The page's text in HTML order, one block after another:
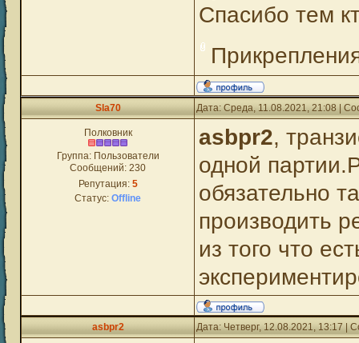
Спасибо тем
Sla70 Дата: Среда, 11.08.2021, 21:08 |
Полковник
Группа: Пользователи
Сообщений: 230
Репутация: 5
Статус: Offline
asbpr2,
одной
обязательно
производить
из того что
asbpr2 Дата: Четверг, 12.08.2021, 13:17 |